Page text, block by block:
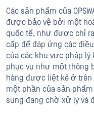
Các sản phẩm của
được bảo vệ bởi một
quốc tế, như được chỉ
cấp để đáp ứng các
của các khu vực pháp
phục vụ như một thông
hàng được liệt kê ở
một phần của sản
sung đang chờ xử lý và